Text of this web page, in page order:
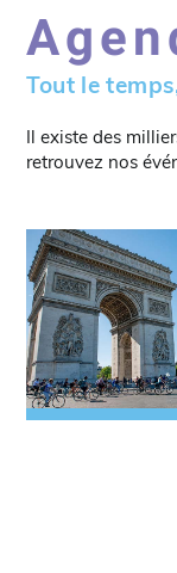
Tout le
Il existe des
retrouvez nos